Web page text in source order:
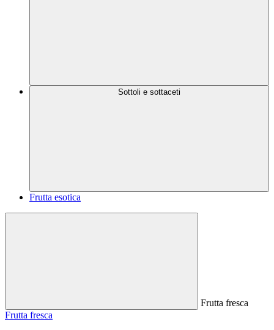
Sottoli e sottaceti
Frutta esotica
Frutta fresca
Frutta fresca